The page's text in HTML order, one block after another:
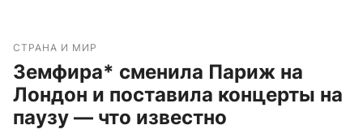
СТРАНА И МИР
Земфира* сменила Париж на
Лондон и поставила концерты на
паузу — что известно